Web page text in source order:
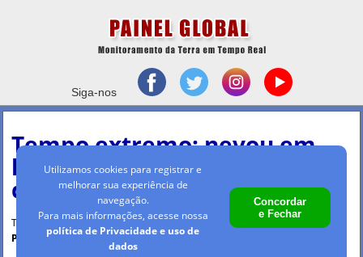
Siga-nos
Tempo extremo: nevou em
locais raros da Argentina e
do Uruguai
Terça-feira, 24 jun 2025 - 09h44
Por Maria Clara Machado
Utilizamos cookies para registrar e
melhorar sua experiência de
navegação.
Para mais informações, acesse nossa
política de Privacidade e uso de
dados
Concordar
e Fechar